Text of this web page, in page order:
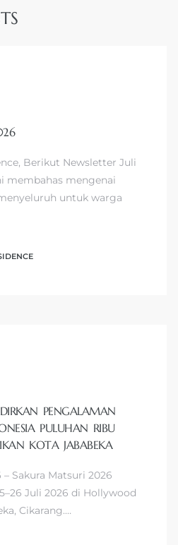
Berikut Newsletter Juli
membahas mengenai
untuk warga
PENGALAMAN
PULUHAN RIBU
KOTA JABABEKA
Sakura Matsuri 2026
Juli 2026 di Hollywood
Cikarang.…